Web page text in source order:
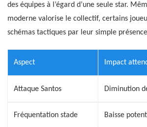
des équipes à l’égard d’une seule star.
moderne valorise le collectif, certains
schémas tactiques par leur simple
Aspect Impact
Attaque Santos Diminution
Fréquentation stade Baisse